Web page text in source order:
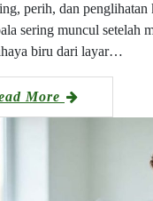
perih, dan penglihatan
sering muncul setelah
biru dari layar…
More